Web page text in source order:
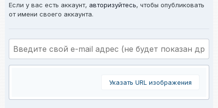
Если у вас есть аккаунт, авторизуйтесь, чтобы опубликовать
от имени своего аккаунта.
Указать URL изображения